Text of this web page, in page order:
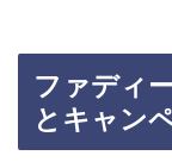
ファディ
とキャン